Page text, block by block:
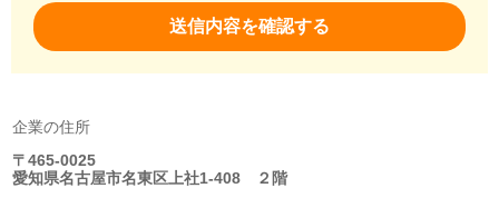
企業の住所
〒465-0025
愛知県名古屋市名東区上社1-408 ２階